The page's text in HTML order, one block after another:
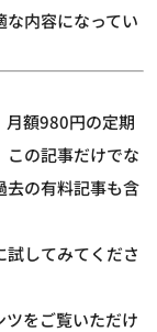
内容になってい
月額980円の定期
この記事だけでな
去の有料記事も含
してみてくださ
をご覧いただけ